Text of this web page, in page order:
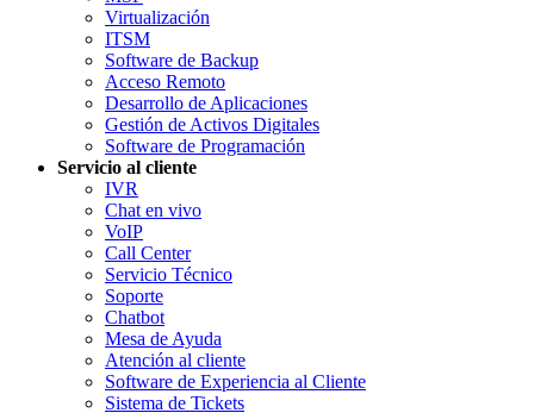
Virtualización
ITSM
Software de Backup
Acceso Remoto
Desarrollo de Aplicaciones
Gestión de Activos Digitales
Software de Programación
Servicio al cliente
IVR
Chat en vivo
VoIP
Call Center
Servicio Técnico
Soporte
Chatbot
Mesa de Ayuda
Atención al cliente
Software de Experiencia al Cliente
Sistema de Tickets